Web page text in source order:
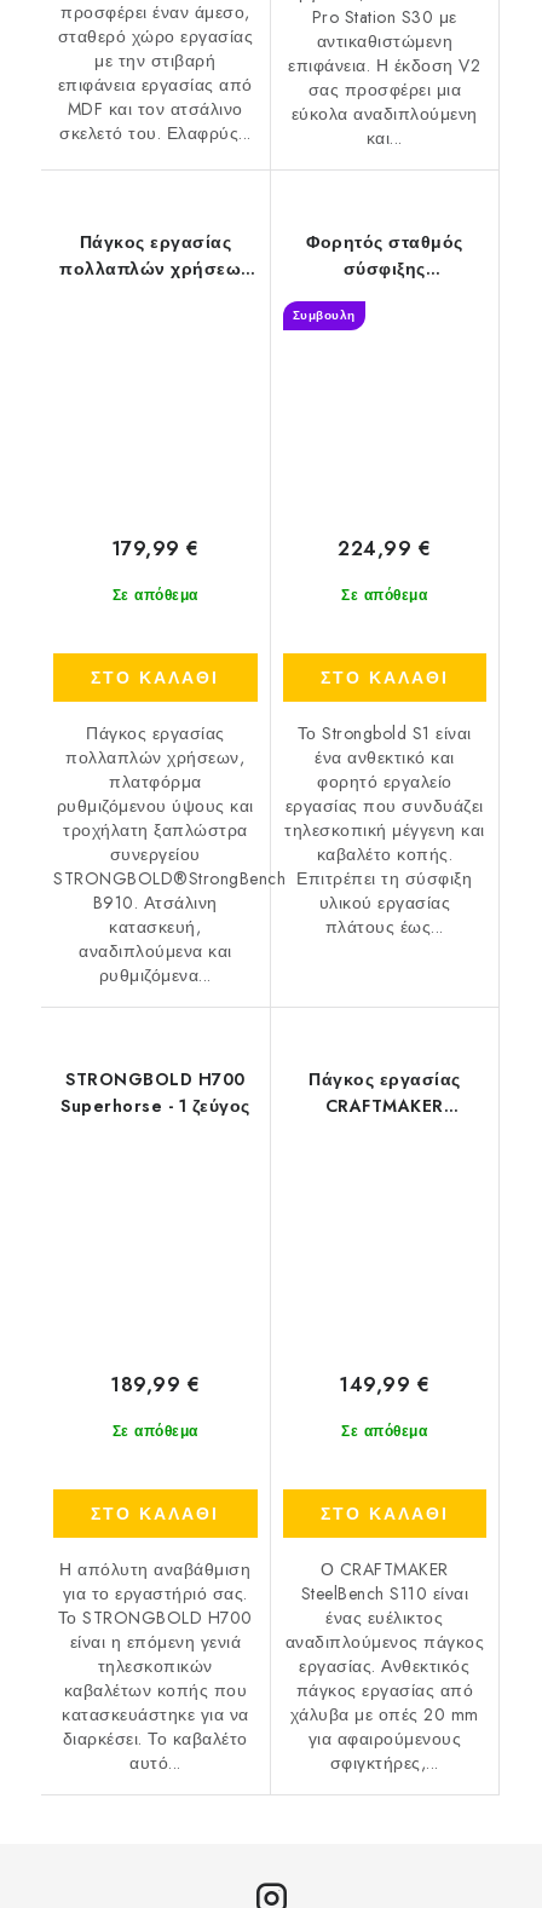
προσφέρει έναν άμεσο,
σταθερό χώρο εργασίας
με την στιβαρή
επιφάνεια εργασίας από
MDF και τον ατσάλινο
σκελετό του. Ελαφρύς...
Pro Station S30 με
αντικαθιστώμενη
επιφάνεια. Η έκδοση V2
σας προσφέρει μια
εύκολα αναδιπλούμενη
και...
Πάγκος εργασίας
πολλαπλών χρήσεων
Σε απόθεμα
179,99 €
ΣΤΟ ΚΑΛΑΘΙ
Πάγκος εργασίας
πολλαπλών χρήσεων,
πλατφόρμα
ρυθμιζόμενου ύψους και
τροχήλατη ξαπλώστρα
συνεργείου
STRONGBOLD®StrongBench
B910. Ατσάλινη
κατασκευή,
αναδιπλούμενα και
ρυθμιζόμενα...
Φορητός σταθμός
σύσφιξης
STRONGBOLD S1
Συμβουλη
Σε απόθεμα
224,99 €
ΣΤΟ ΚΑΛΑΘΙ
Το Strongbold S1 είναι
ένα ανθεκτικό και
φορητό εργαλείο
εργασίας που συνδυάζει
τηλεσκοπική μέγγενη και
καβαλέτο κοπής.
Επιτρέπει τη σύσφιξη
υλικού εργασίας
πλάτους έως...
STRONGBOLD H700
Superhorse - 1 ζεύγος
Σε απόθεμα
189,99 €
ΣΤΟ ΚΑΛΑΘΙ
Η απόλυτη αναβάθμιση
για το εργαστήριό σας.
Το STRONGBOLD H700
είναι η επόμενη γενιά
τηλεσκοπικών
καβαλέτων κοπής που
κατασκευάστηκε για να
διαρκέσει. Το καβαλέτο
αυτό...
Πάγκος εργασίας
CRAFTMAKER
Σε απόθεμα
149,99 €
ΣΤΟ ΚΑΛΑΘΙ
Ο CRAFTMAKER
SteelBench S110 είναι
ένας ευέλικτος
αναδιπλούμενος πάγκος
εργασίας. Ανθεκτικός
πάγκος εργασίας από
χάλυβα με οπές 20 mm
για αφαιρούμενους
σφιγκτήρες,...